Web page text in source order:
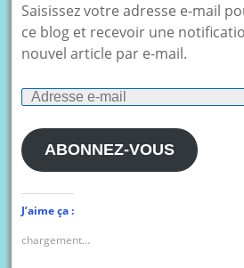
Saisissez votre adresse e-mail
ce blog et recevoir une
nouvel article par e-mail.
Adresse
mail
ABONNEZ-VOUS
J’aime ça :
chargement…